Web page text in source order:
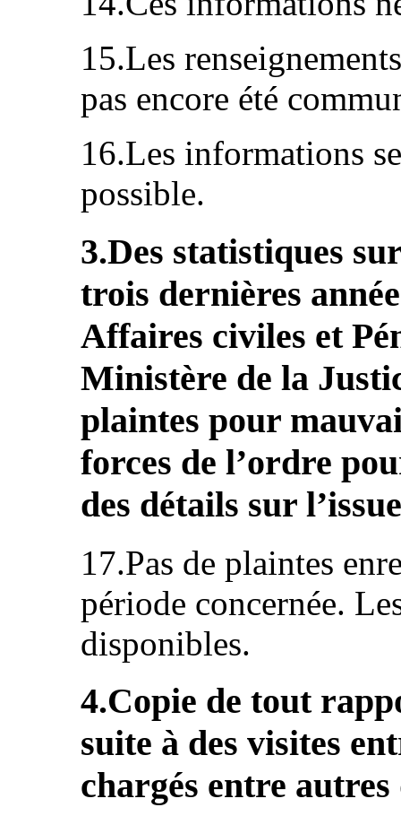
15.Les
pas encore été
16.Les informations
possible.
3.Des statistiques
trois dernières
Affaires civiles et
Ministère de la
plaintes pour
forces de l’ordre
des détails sur
17.Pas de plaintes
période concernée.
disponibles.
4.Copie de tout
suite à des visites
chargés entre